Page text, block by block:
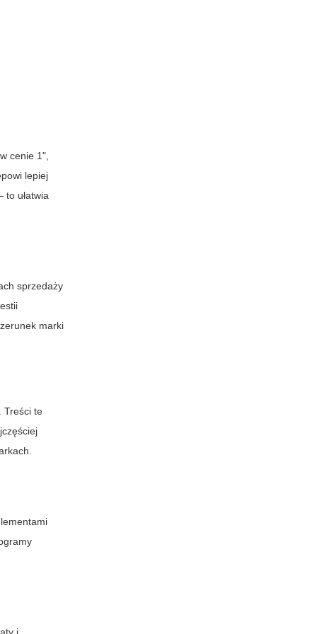
cenie 1",
lepiej
ułatwia
sprzedaży
marki
Treści te